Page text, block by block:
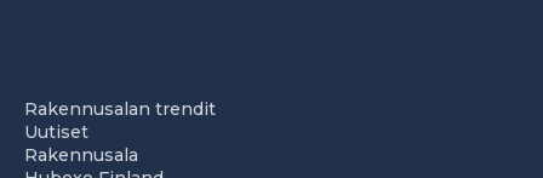
Rakennusalan trendit
Uutiset
Rakennusala